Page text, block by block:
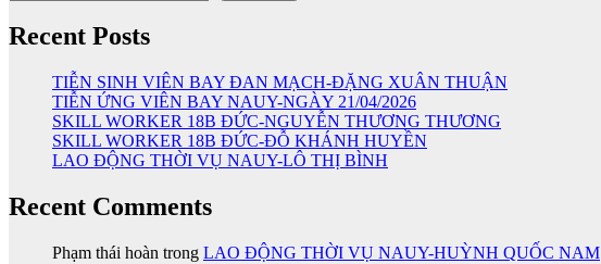
Recent Posts
TIỄN SINH VIÊN BAY ĐAN MẠCH-ĐẶNG XUÂN THUẬN
TIỄN ỨNG VIÊN BAY NAUY-NGÀY 21/04/2026
SKILL WORKER 18B ĐỨC-NGUYỄN THƯƠNG THƯƠNG
SKILL WORKER 18B ĐỨC-ĐỖ KHÁNH HUYỀN
LAO ĐỘNG THỜI VỤ NAUY-LÔ THỊ BÌNH
Recent Comments
Phạm thái hoàn trong LAO ĐỘNG THỜI VỤ NAUY-HUỲNH QUỐC NAM